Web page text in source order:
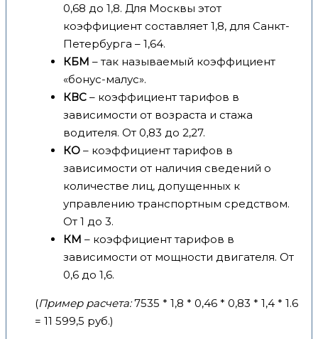
0,68 до 1,8. Для Москвы этот
коэффициент составляет 1,8, для Санкт-
Петербурга – 1,64.
КБМ – так называемый коэффициент
«бонус-малус».
КВС – коэффициент тарифов в
зависимости от возраста и стажа
водителя. От 0,83 до 2,27.
КО – коэффициент тарифов в
зависимости от наличия сведений о
количестве лиц, допущенных к
управлению транспортным средством.
От 1 до 3.
КМ – коэффициент тарифов в
зависимости от мощности двигателя. От
0,6 до 1,6.
(Пример расчета:7535 * 1,8 * 0,46 * 0,83 * 1,4 * 1.6
= 11 599,5 руб.)